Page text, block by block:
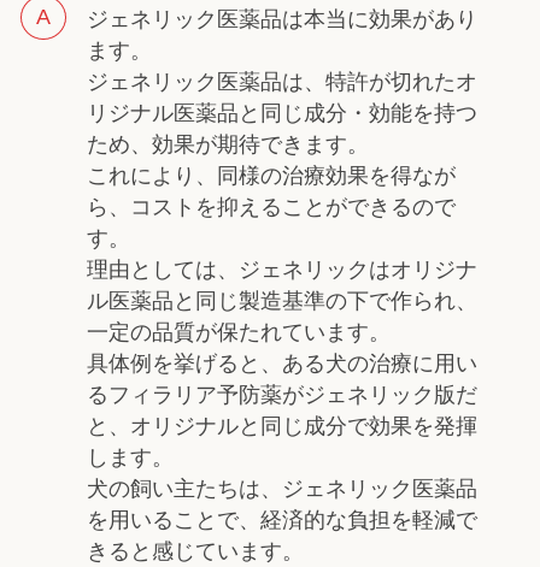
ジェネリック医薬品は本当に効果があり
ます。
ジェネリック医薬品は、特許が切れたオ
リジナル医薬品と同じ成分・効能を持つ
ため、効果が期待できます。
これにより、同様の治療効果を得なが
ら、コストを抑えることができるので
す。
理由としては、ジェネリックはオリジナ
ル医薬品と同じ製造基準の下で作られ、
一定の品質が保たれています。
具体例を挙げると、ある犬の治療に用い
るフィラリア予防薬がジェネリック版だ
と、オリジナルと同じ成分で効果を発揮
します。
犬の飼い主たちは、ジェネリック医薬品
を用いることで、経済的な負担を軽減で
きると感じています。